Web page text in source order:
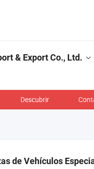
& Export Co., Ltd.
Descubrir
de Vehículos